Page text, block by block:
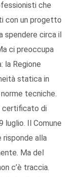
che
con un progetto
spendere circa il
ci preoccupa
la Regione
statica in
tecniche.
certificato di
luglio. Il Comune
risponde alla
Ma del
c’è traccia.